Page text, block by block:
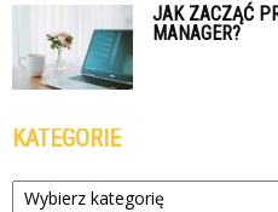
JAK ZACZĄĆ
MANAGER?
KATEGORIE
Kategorie